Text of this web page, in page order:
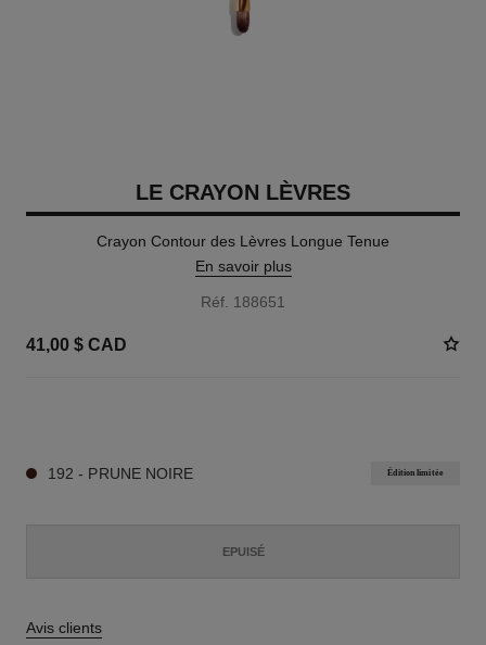
LE CRAYON LÈVRES
Crayon Contour des Lèvres Longue Tenue
En savoir plus
Réf. 188651
41,00 $ CAD
192 - PRUNE NOIRE Édition limitée
EPUISÉ
Avis clients